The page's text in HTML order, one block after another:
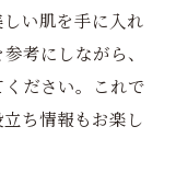
い肌を手に入れ
考にしながら、
ださい。これで
ち情報もお楽し